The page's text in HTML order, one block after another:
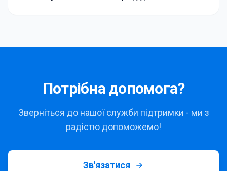
Потрібна допомога?
Зверніться до нашої служби підтримки - ми з
радістю допоможемо!
Зв'язатися